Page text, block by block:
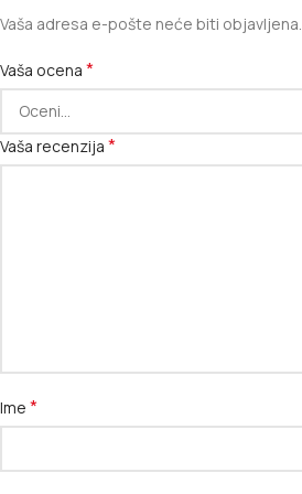
Vaša adresa e-pošte neće biti objavljena.
Vaša ocena *
Vaša recenzija *
Ime *